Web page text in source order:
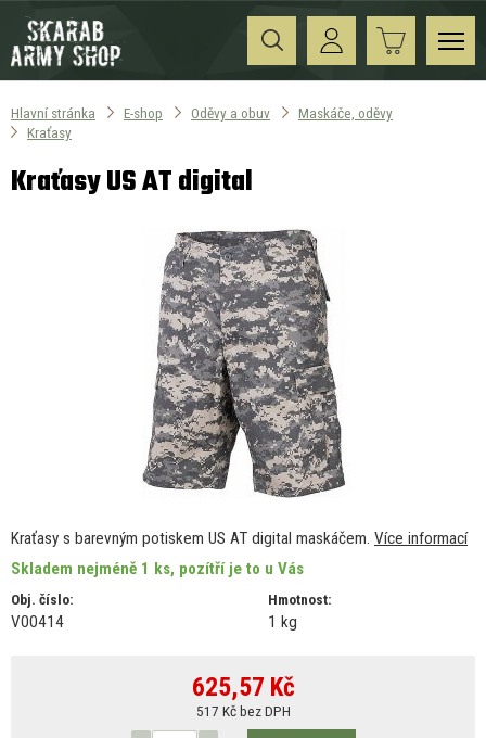
Hlavní stránka E-shop Oděvy a obuv
Maskáče, oděvy
Kraťasy
Kraťasy US AT digital
Kraťasy s barevným potiskem US AT digital maskáčem. Více informací
Skladem nejméně 1 ks, pozítří je to u Vás
Obj. číslo:
V00414
Hmotnost:
1 kg
625,57 Kč
517 Kč bez DPH